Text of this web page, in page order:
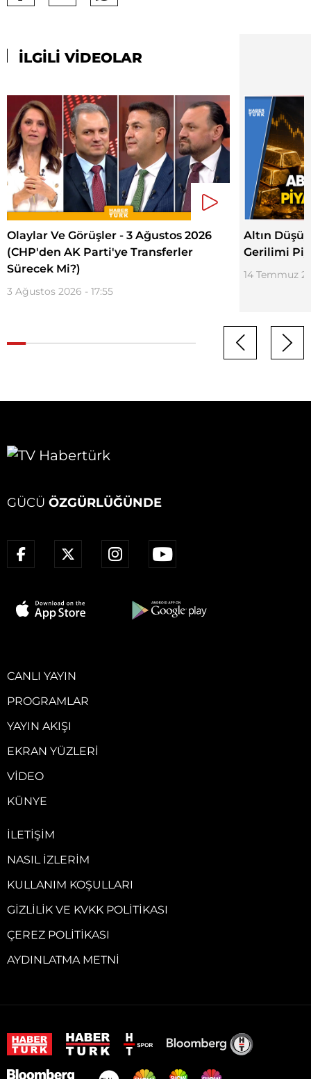
İLGİLİ VİDEOLAR
Olaylar Ve Görüşler - 3 Ağustos 2026
(CHP'den AK Parti'ye Transferler
Sürecek Mi?)
3 Ağustos 2026 - 17:55
Altın
Gerilimi
14 Temmuz
GÜCÜ ÖZGÜRLÜĞÜNDE
CANLI YAYIN
PROGRAMLAR
YAYIN AKIŞI
EKRAN YÜZLERI
VIDEO
KÜNYE
İLETIŞIM
NASIL İZLERIM
KULLANIM KOŞULLARI
GIZLILIK VE KVKK POLITIKASI
ÇEREZ POLITIKASI
AYDINLATMA METNI